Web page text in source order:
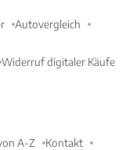
Autovergleich
Widerruf digitaler Käufe
A-Z Kontakt